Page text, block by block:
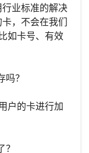
业标准的解决
，不会在我们
如卡号、有效
？
户的卡进行加